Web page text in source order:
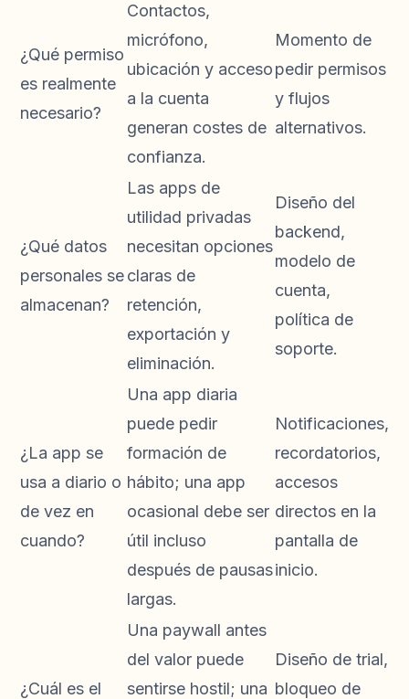
¿Qué permiso
es realmente
necesario?
Contactos,
micrófono,
ubicación y acceso
a la cuenta
generan costes de
confianza.
Momento de
pedir permisos
y flujos
alternativos.
¿Qué datos
personales se
almacenan?
Las apps de
utilidad privadas
necesitan opciones
claras de
retención,
exportación y
eliminación.
Diseño del
backend,
modelo de
cuenta,
política de
soporte.
¿La app se
usa a diario o
de vez en
cuando?
Una app diaria
puede pedir
formación de
hábito; una app
ocasional debe ser
útil incluso
después de pausas
largas.
Notificaciones,
recordatorios,
accesos
directos en la
pantalla de
inicio.
¿Cuál es el
Una paywall antes
del valor puede
sentirse hostil; una
Diseño de trial,
bloqueo de